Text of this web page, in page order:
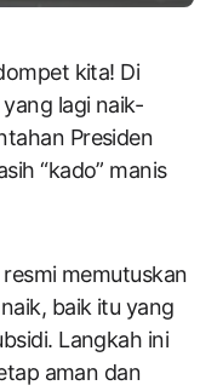
kita! Di
lagi naik-
Presiden
“kado” manis
memutuskan
baik itu yang
Langkah ini
aman dan